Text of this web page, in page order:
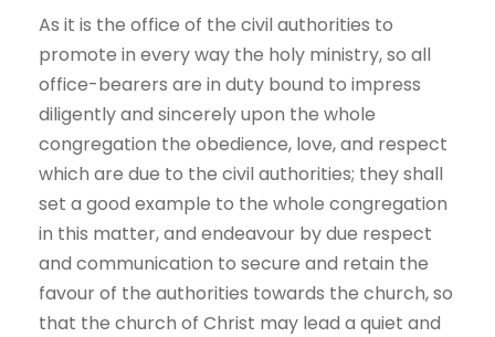
As it is the office of the civil authorities to
promote in every way the holy ministry, so all
office-bearers are in duty bound to impress
diligently and sincerely upon the whole
congregation the obedience, love, and respect
which are due to the civil authorities; they shall
set a good example to the whole congregation
in this matter, and endeavour by due respect
and communication to secure and retain the
favour of the authorities towards the church, so
that the church of Christ may lead a quiet and